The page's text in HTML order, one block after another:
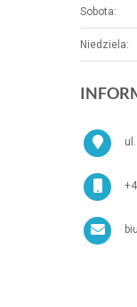
Sobota:
Niedziela: